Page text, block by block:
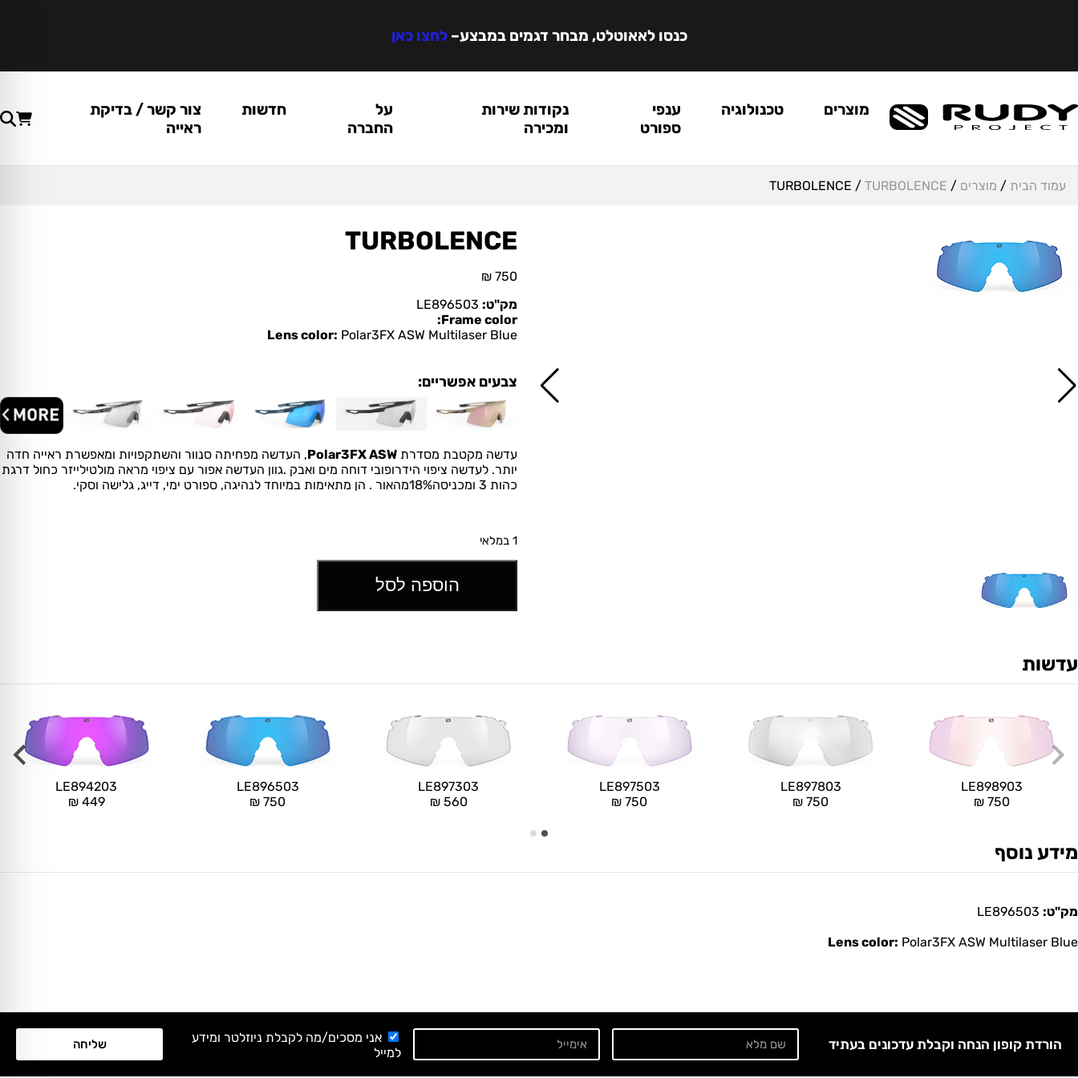
כנסו לאאוטלט, מבחר דגמים במבצע–לחצו כאן
מוצרים טכנולוגיה
ענפי
ספורט
נקודות שירות
ומכירה
על
החברה
חדשות
צור קשר / בדיקת
ראייה
עמוד הבית / מוצרים /
TURBOLENCE
/ TURBOLENCE
TURBOLENCE
₪ 750
מק"ט:
Frame color:
Lens color: Polar3FX ASW Multilaser Blue
צבעים אפשריים:
עדשה מקטבת מסדרת Polar3FX ASW, העדשה מפחיתה סנוור והשתקפויות ומאפשרת ראייה חדה
יותר. לעדשה ציפוי הידרופובי דוחה מים ואבק .גוון העדשה אפור עם ציפוי מראה מולטילייזר כחול דרגת
כהות 3 ומכניסה18%מהאור . הן מתאימות במיוחד לנהיגה, ספורט ימי, דייג, גלישה וסקי.
1 במלאי
הוספה לסל
עדשות
LE898903
₪750
LE897803
₪ 750
LE897503
₪ 750
LE897303
₪560
LE896503
₪ 750
LE894203
₪449
מידע נוסף
מק"ט:
Lens color: Polar3FX ASW Multilaser Blue
הורדת קופון הנחה וקבלת עדכונים בעתיד
אני מסכים/מה לקבלת ניוזלטר ומידע
למייל
שליחה